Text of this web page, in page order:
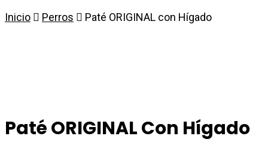
Inicio Perros Paté ORIGINAL con Hígado
Paté ORIGINAL Con Hígado